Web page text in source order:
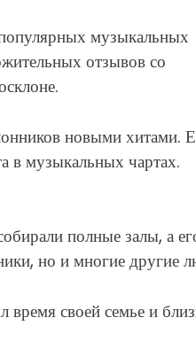
музыкальных
отзывов со
новыми хитами.
в музыкальных чартах.
полные залы, а
но и многие другие
время своей семье и